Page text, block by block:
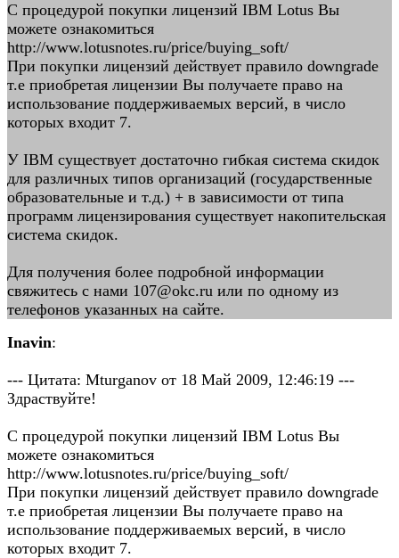
С процедурой покупки лицензий IBM Lotus Вы
можете ознакомиться
http://www.lotusnotes.ru/price/buying_soft/
При покупки лицензий действует правило downgrade
т.е приобретая лицензии Вы получаете право на
использование поддерживаемых версий, в число
которых входит 7.
У IBM существует достаточно гибкая система скидок
для различных типов организаций (государственные
образовательные и т.д.) + в зависимости от типа
программ лицензирования существует накопительская
система скидок.
Для получения более подробной информации
свяжитесь с нами 107@okc.ru или по одному из
телефонов указанных на сайте.
Inavin:
--- Цитата: Mturganov от 18 Май 2009, 12:46:19 ---
Здраствуйте!
С процедурой покупки лицензий IBM Lotus Вы
можете ознакомиться
http://www.lotusnotes.ru/price/buying_soft/
При покупки лицензий действует правило downgrade
т.е приобретая лицензии Вы получаете право на
использование поддерживаемых версий, в число
которых входит 7.